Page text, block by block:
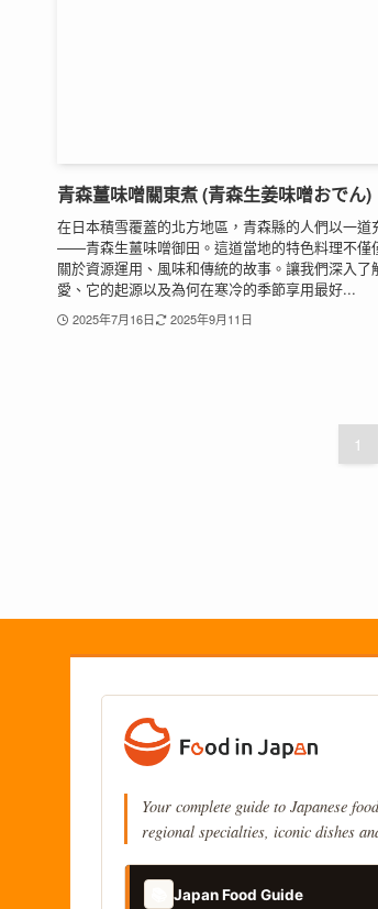
青森薑味噌關東煮 (青森生姜味噌おでん)
在日本積雪覆蓋的北方地區，青森縣的人們以一
——青森生薑味噌御田。這道當地的特色料理不僅
關於資源運用、風味和傳統的故事。讓我們深入
愛、它的起源以及為何在寒冷的季節享用最好...
2025年7月16日 2025年9月11日
1
Your complete guide to Japanese food
regional specialties, iconic dishes
Japan Food Guide